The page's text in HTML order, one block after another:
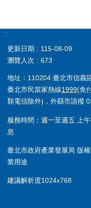
:::
更新日期
115-08-09
瀏覽人次
673
地址：110204 臺北市信義
臺北市民當家熱線1999(免
類電信除外)，外縣市請撥
服務時間：週一至週五 上
息
臺北市政府產業發展局 版
業用途
建議解析度1024x768